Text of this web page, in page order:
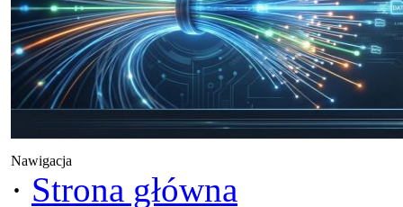
Nawigacja
· Strona główna